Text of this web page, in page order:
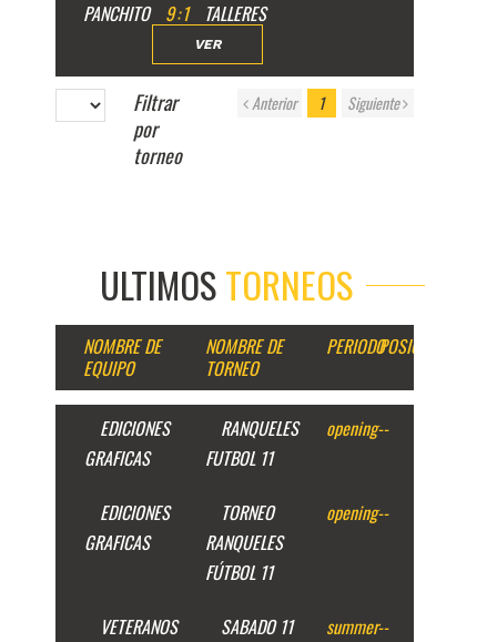
PANCHITO 9:1 TALLERES
VER
Filtrar
por
torneo
Anterior 1 Siguiente
ULTIMOSTORNEOS
NOMBRE DE
EQUIPO
NOMBRE DE
TORNEO
PERIODOPOSICION
EDICIONES
GRAFICAS
RANQUELES
FUTBOL 11
opening--
EDICIONES
GRAFICAS
TORNEO
RANQUELES
FÚTBOL 11
opening--
VETERANOS
SABADO 11
summer--